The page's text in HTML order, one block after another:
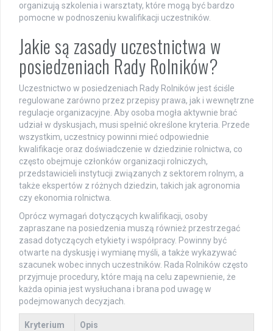
organizują szkolenia i warsztaty, które mogą być bardzo
pomocne w podnoszeniu kwalifikacji uczestników.
Jakie są zasady uczestnictwa w
posiedzeniach Rady Rolników?
Uczestnictwo w posiedzeniach Rady Rolników jest ściśle
regulowane zarówno przez przepisy prawa, jak i wewnętrzne
regulacje organizacyjne. Aby osoba mogła aktywnie brać
udział w dyskusjach, musi spełnić określone kryteria. Przede
wszystkim, uczestnicy powinni mieć odpowiednie
kwalifikacje oraz doświadczenie w dziedzinie rolnictwa, co
często obejmuje członków organizacji rolniczych,
przedstawicieli instytucji związanych z sektorem rolnym, a
także ekspertów z różnych dziedzin, takich jak agronomia
czy ekonomia rolnictwa.
Oprócz wymagań dotyczących kwalifikacji, osoby
zapraszane na posiedzenia muszą również przestrzegać
zasad dotyczących etykiety i współpracy. Powinny być
otwarte na dyskusję i wymianę myśli, a także wykazywać
szacunek wobec innych uczestników. Rada Rolników często
przyjmuje procedury, które mają na celu zapewnienie, że
każda opinia jest wysłuchana i brana pod uwagę w
podejmowanych decyzjach.
Kryterium Opis